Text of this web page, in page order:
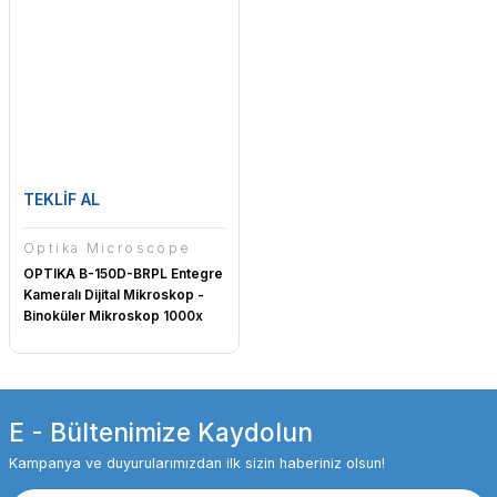
TEKLİF AL
Optika Microscope
OPTIKA B-150D-BRPL Entegre
Kameralı Dijital Mikroskop -
Binoküler Mikroskop 1000x
E - Bültenimize Kaydolun
Kampanya ve duyurularımızdan ilk sizin haberiniz olsun!